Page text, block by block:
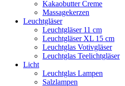
Kakaobutter Creme
Massagekerzen
Leuchtgläser
Leuchtgläser 11 cm
Leuchtgläser XL 15 cm
Leuchtglas Votivgläser
Leuchtglas Teelichtgläser
Licht
Leuchtglas Lampen
Salzlampen